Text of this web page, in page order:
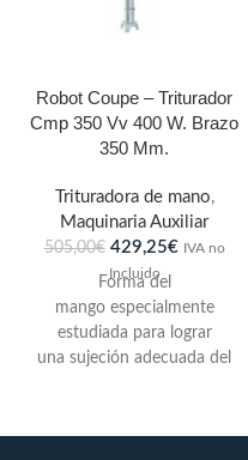
Robot Coupe – Triturador
Cmp 350 Vv 400 W. Brazo
350 Mm.
Trituradora de mano,
Maquinaria Auxiliar
505,00€ 429,25€ IVA no
Incluido
Forma del
mango especialmente
estudiada para lograr
una sujeción adecuada del
intermitente, con­tinua y según